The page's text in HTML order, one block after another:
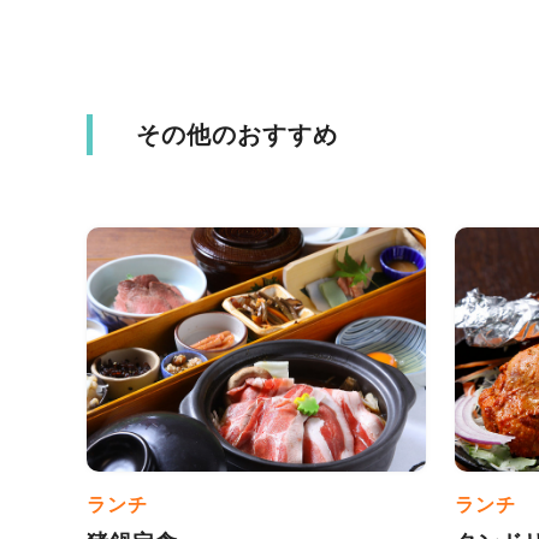
その他のおすすめ
ランチ ランチ